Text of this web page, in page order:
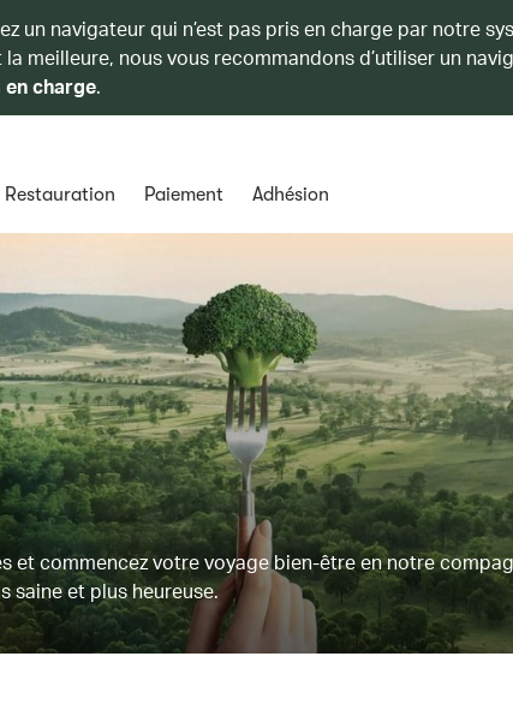
un navigateur qui n’est pas pris en charge par notre
meilleure, nous vous recommandons d’utiliser un
charge.
Restauration Paiement Adhésion
et commencez votre voyage bien-être en notre
saine et plus heureuse.